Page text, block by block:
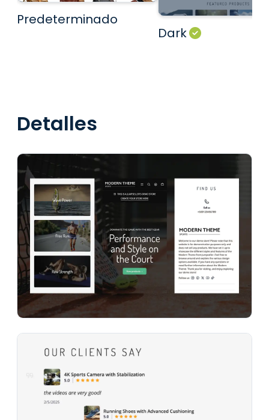
Predeterminado
Dark
Detalles